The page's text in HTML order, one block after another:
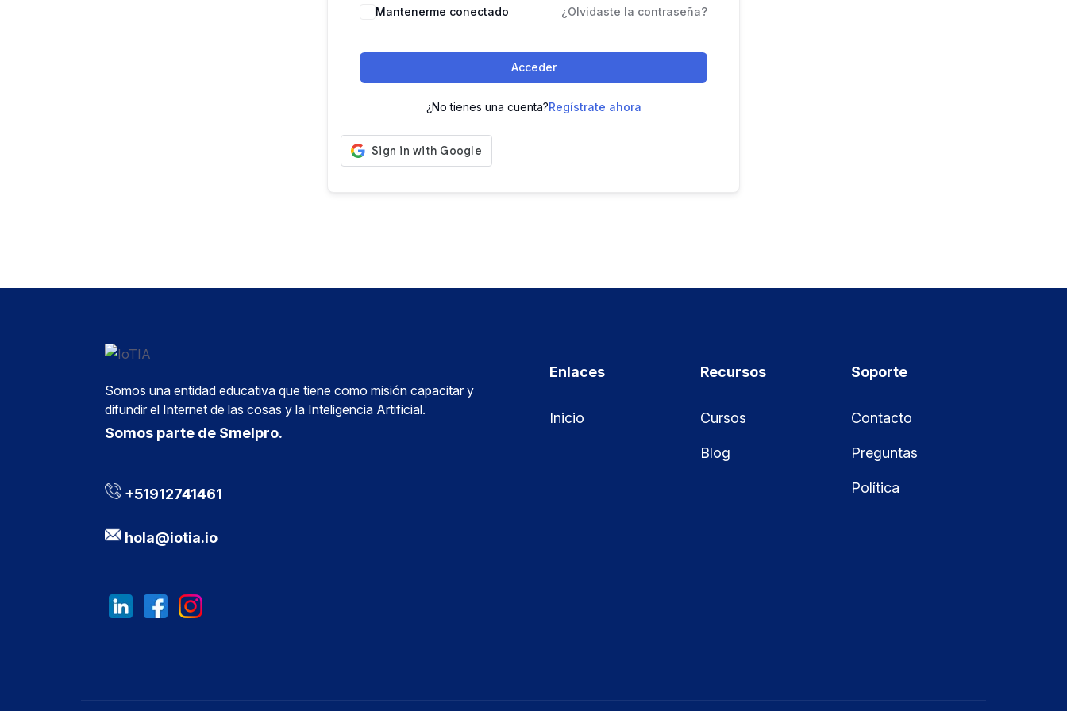
Mantenerme conectado ¿Olvidaste la contraseña?
Acceder
¿No tienes una cuenta?Regístrate ahora
Somos una entidad educativa que tiene como misión capacitar y
difundir el Internet de las cosas y la Inteligencia Artificial.
Somos parte de Smelpro.
+51912741461
hola@iotia.io
Enlaces
Inicio
Recursos
Cursos
Blog
Soporte
Contacto
Preguntas
Política